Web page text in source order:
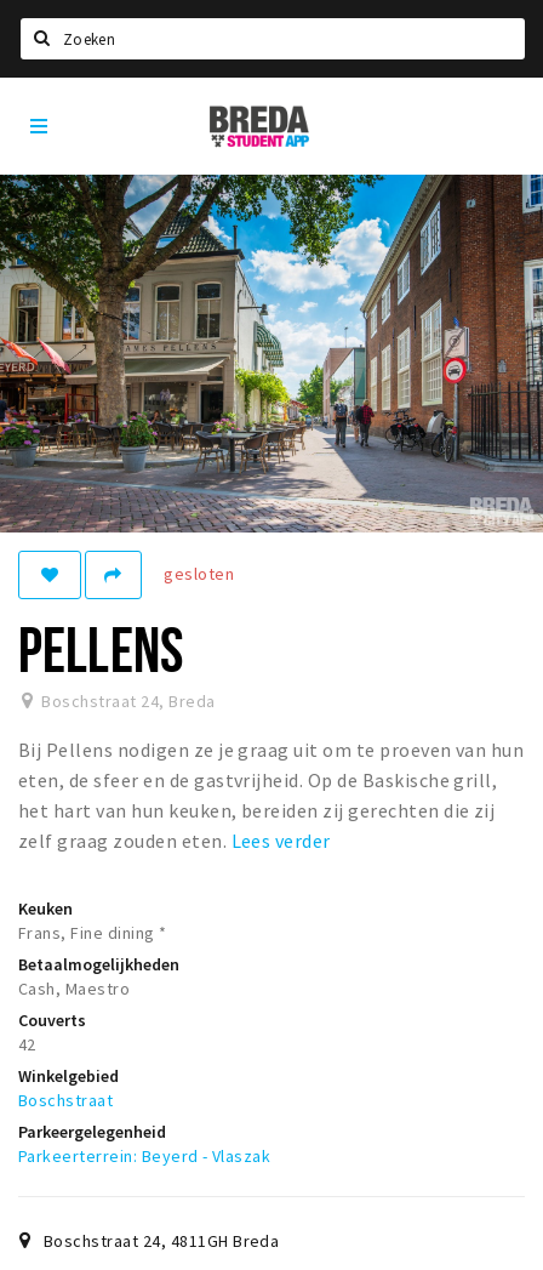
HOME
STUDEREN
Voel je thuis in Breda | GoodMood
Welkom in Breda
Studentenverenigingen
Studentenraad
Studentenroutes
New in town? Check FAQ!
WONEN
Woonruimte
Inschrijven gemeente
Zorgverzekering
Huisarts en eerste hulp
Q&A
KORTING
Breda Student Shop
Draai aan het rad!
VRIJE TIJD
Nieuws
Agenda
Bezienswaardigheden
Musea, theaters & podia
Uitjes & activiteiten
Breda
Student
gesloten
PELLENS
Boschstraat 24, Breda
Bij Pellens nodigen ze je graag uit om te proeven van hun
eten, de sfeer en de gastvrijheid. Op de Baskische grill,
het hart van hun keuken, bereiden zij gerechten die zij
zelf graag zouden eten. Lees verder
Keuken
Frans, Fine dining *
Betaalmogelijkheden
Cash, Maestro
Couverts
42
Winkelgebied
Boschstraat
Parkeergelegenheid
Parkeerterrein: Beyerd - Vlaszak
Boschstraat 24, 4811GH Breda